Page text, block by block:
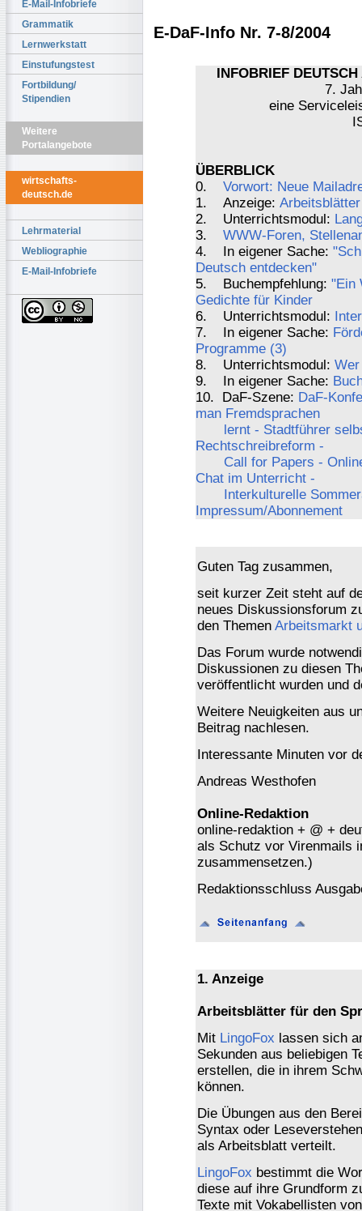
E-Mail-Infobriefe
Grammatik
Lernwerkstatt
Einstufungstest
Fortbildung/
Stipendien
Weitere
Portalangebote
wirtschafts-
deutsch.de
Lehrmaterial
Webliographie
E-Mail-Infobriefe
E-DaF-Info Nr. 7-8/2004
INFOBRIEF
7.
eine
ÜBERBLICK
0. Vorwort: Neue
1. Anzeige:
2. Unterrichtsmodul:
3. WWW-Foren,
4. In eigener Sache:
Deutsch entdecken"
5. Buchempfehlung: "Ein
Gedichte für Kinder
6. Unterrichtsmodul:
7. In eigener Sache:
Programme (3)
8. Unterrichtsmodul:
9. In eigener Sache:
10. DaF-Szene: DaF-
man Fremdsprachen
lernt - Stadtführer
Rechtschreibreform -
Call for Papers -
Chat im Unterricht -
Interkulturelle
Impressum/Abonnement
Guten Tag zusammen,
seit kurzer Zeit steht auf
neues Diskussionsforum
den Themen Arbeitsmarkt
Das Forum wurde
Diskussionen zu diesen
veröffentlicht wurden und
Weitere Neuigkeiten aus
Beitrag nachlesen.
Interessante Minuten vor
Andreas Westhofen
Online-Redaktion
online-redaktion + @ +
als Schutz vor Virenmails
zusammensetzen.)
Redaktionsschluss
1. Anzeige
Arbeitsblätter für den
Mit LingoFox lassen sich
Sekunden aus beliebigen
erstellen, die in ihrem
können.
Die Übungen aus den
Syntax oder
als Arbeitsblatt verteilt.
LingoFox bestimmt die
diese auf ihre Grundform
Texte mit Vokabellisten